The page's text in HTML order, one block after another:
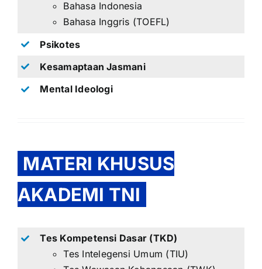
Bahasa Indonesia
Bahasa Inggris (TOEFL)
Psikotes
Kesamaptaan Jasmani
Mental Ideologi
MATERI KHUSUS
AKADEMI TNI
Tes Kompetensi Dasar (TKD)
Tes Intelegensi Umum (TIU)